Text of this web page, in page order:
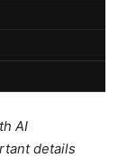
AI
details